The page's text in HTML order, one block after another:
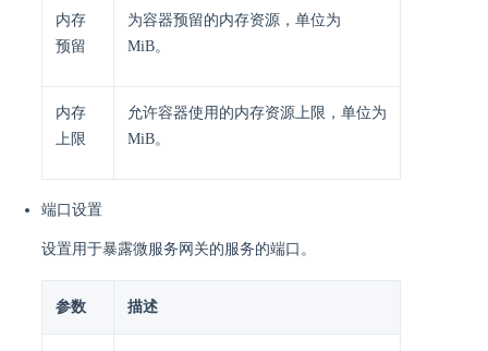
内存
预留
为容器预留的内存资源，单位为
MiB。
内存
上限
允许容器使用的内存资源上限，单位为
MiB。
端口设置
设置用于暴露微服务网关的服务的端口。
参数 描述